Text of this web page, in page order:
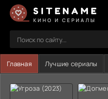
SITENAME
КИНО И СЕРИАЛЫ
Главная Лучшие сериалы